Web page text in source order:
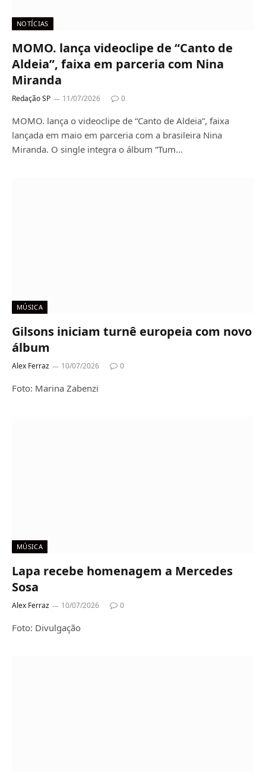
NOTÍCIAS
MOMO. lança videoclipe de “Canto de
Aldeia”, faixa em parceria com Nina
Miranda
Redação SP 11/07/2026 0
MOMO. lança o videoclipe de “Canto de Aldeia”, faixa
lançada em maio em parceria com a brasileira Nina
Miranda. O single integra o álbum “Tum…
MÚSICA
Gilsons iniciam turnê europeia com novo
álbum
Alex Ferraz 10/07/2026 0
Foto: Marina Zabenzi
MÚSICA
Lapa recebe homenagem a Mercedes
Sosa
Alex Ferraz 10/07/2026 0
Foto: Divulgação